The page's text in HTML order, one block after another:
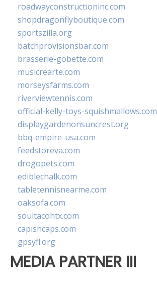
roadwayconstructioninc.com
shopdragonflyboutique.com
sportszilla.org
batchprovisionsbar.com
brasserie-gobette.com
musicrearte.com
morseysfarms.com
riverviewtennis.com
official-kelly-toys-squishmallows.com
displaygardenonsuncrest.org
bbq-empire-usa.com
feedstoreva.com
drogopets.com
ediblechalk.com
tabletennisnearme.com
oaksofa.com
soultacohtx.com
capishcaps.com
gpsyfl.org
MEDIA PARTNER III